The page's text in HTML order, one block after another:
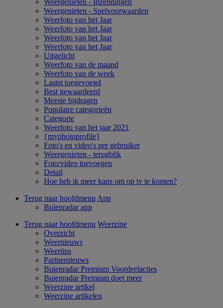
Weergenieten - Inzendingen
Weergenieten - Spelvoorwaarden
Weerfoto van het Jaar
Weerfoto van het Jaar
Weerfoto van het Jaar
Weerfoto van het Jaar
Uitgelicht
Weerfoto van de maand
Weerfoto van de week
Laatst toegevoegd
Best gewaardeerd
Meeste bijdragen
Populaire categorieën
Categorie
Weerfoto van het jaar 2021
{myphotoprofile}
Foto's en video's per gebruiker
Weergenieten - terugblik
Foto/video toevoegen
Detail
Hoe heb ik meer kans om op tv te komen?
Terug naar hoofdmenu App
Buienradar app
Terug naar hoofdmenu Weerzine
Overzicht
Weernieuws
Weertips
Partnernieuws
Buienradar Premium Voordeelacties
Buienradar Premium doet meer
Weerzine artikel
Weerzine artikelen